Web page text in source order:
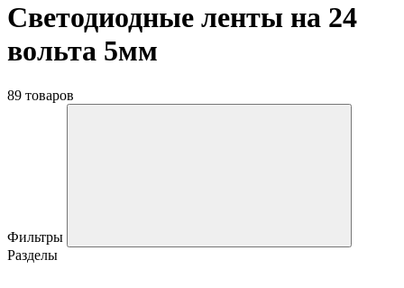
Светодиодные ленты на 24
вольта 5мм
89 товаров
Фильтры
Разделы